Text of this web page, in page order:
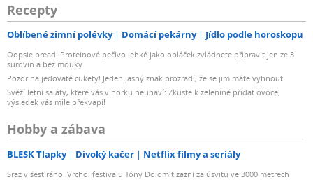
Recepty
Oblíbené zimní polévky Domácí pekárny Jídlo podle horoskopu
Oopsie bread: Proteinové pečivo lehké jako obláček zvládnete připravit jen ze 3
surovin a bez mouky
Pozor na jedovaté cukety! Jeden jasný znak prozradí, že se jim máte vyhnout
Svěží letní saláty, které vás v horku neunaví: Zkuste k zelenině přidat ovoce,
výsledek vás mile překvapí!
Hobby a zábava
BLESK Tlapky Divoký kačer Netflix filmy a seriály
Sraz v šest ráno. Vrchol festivalu Tóny Dolomit zazní za úsvitu ve 3000 metrech